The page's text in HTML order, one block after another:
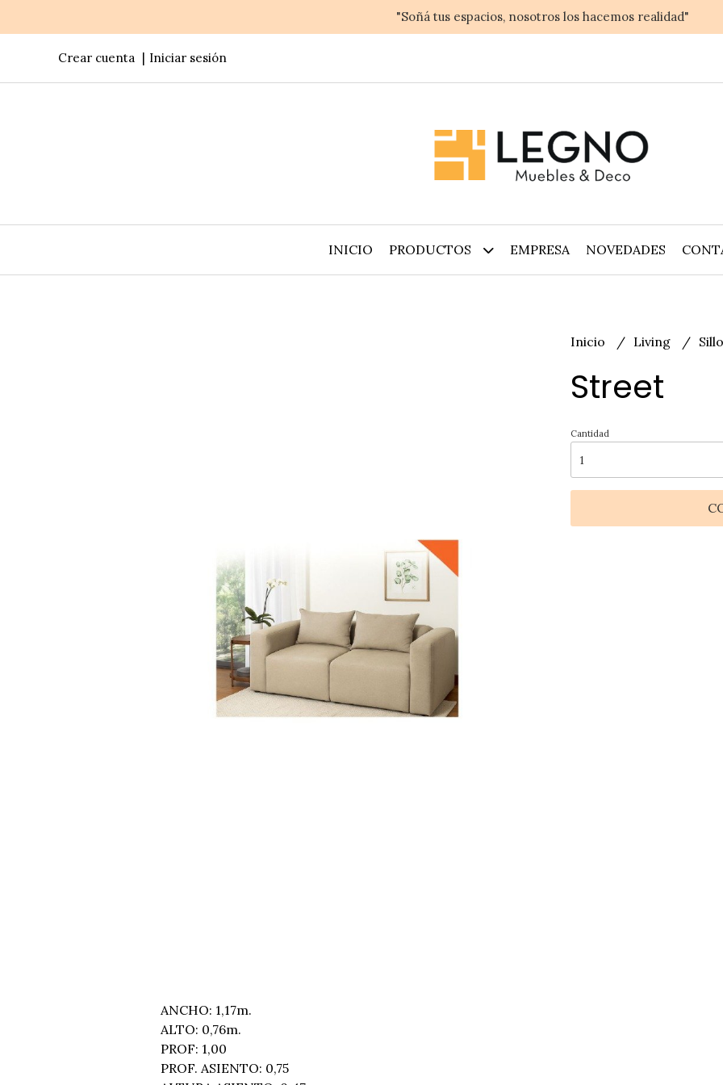
"Soñá tus espacios, nosotros los hacemos realidad"
Crear cuenta Iniciar sesión
INICIO PRODUCTOS EMPRESA NOVEDADES
ANCHO: 1,17m.
ALTO: 0,76m.
PROF: 1,00
PROF. ASIENTO: 0,75
Inicio Living
Street
Cantidad